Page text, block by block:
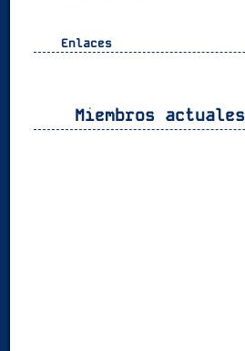
Enlaces
Miembros actuales